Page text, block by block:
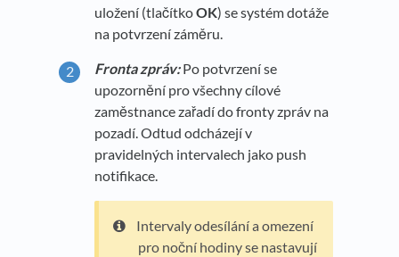
uložení (tlačítkoOK) se systém dotáže
na potvrzení záměru.
Fronta zpráv:Po potvrzení se
upozornění pro všechny cílové
zaměstnance zařadí do fronty zpráv na
pozadí. Odtud odcházejí v
pravidelných intervalech jako push
notifikace.
Intervaly odesílání a omezení
pro noční hodiny se nastavují